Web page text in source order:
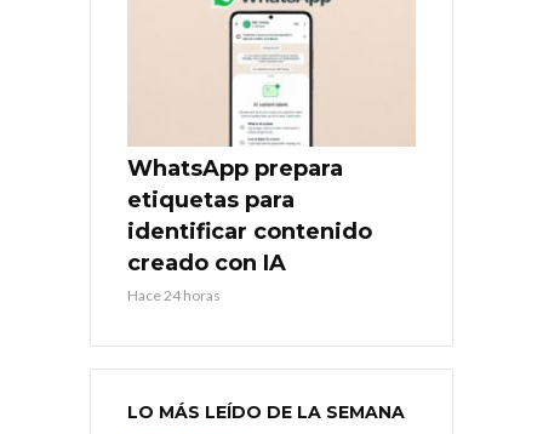
WhatsApp prepara
etiquetas para
identificar contenido
creado con IA
Hace 24 horas
LO MÁS LEÍDO DE LA SEMANA